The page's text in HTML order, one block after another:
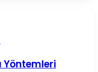
Yöntemleri